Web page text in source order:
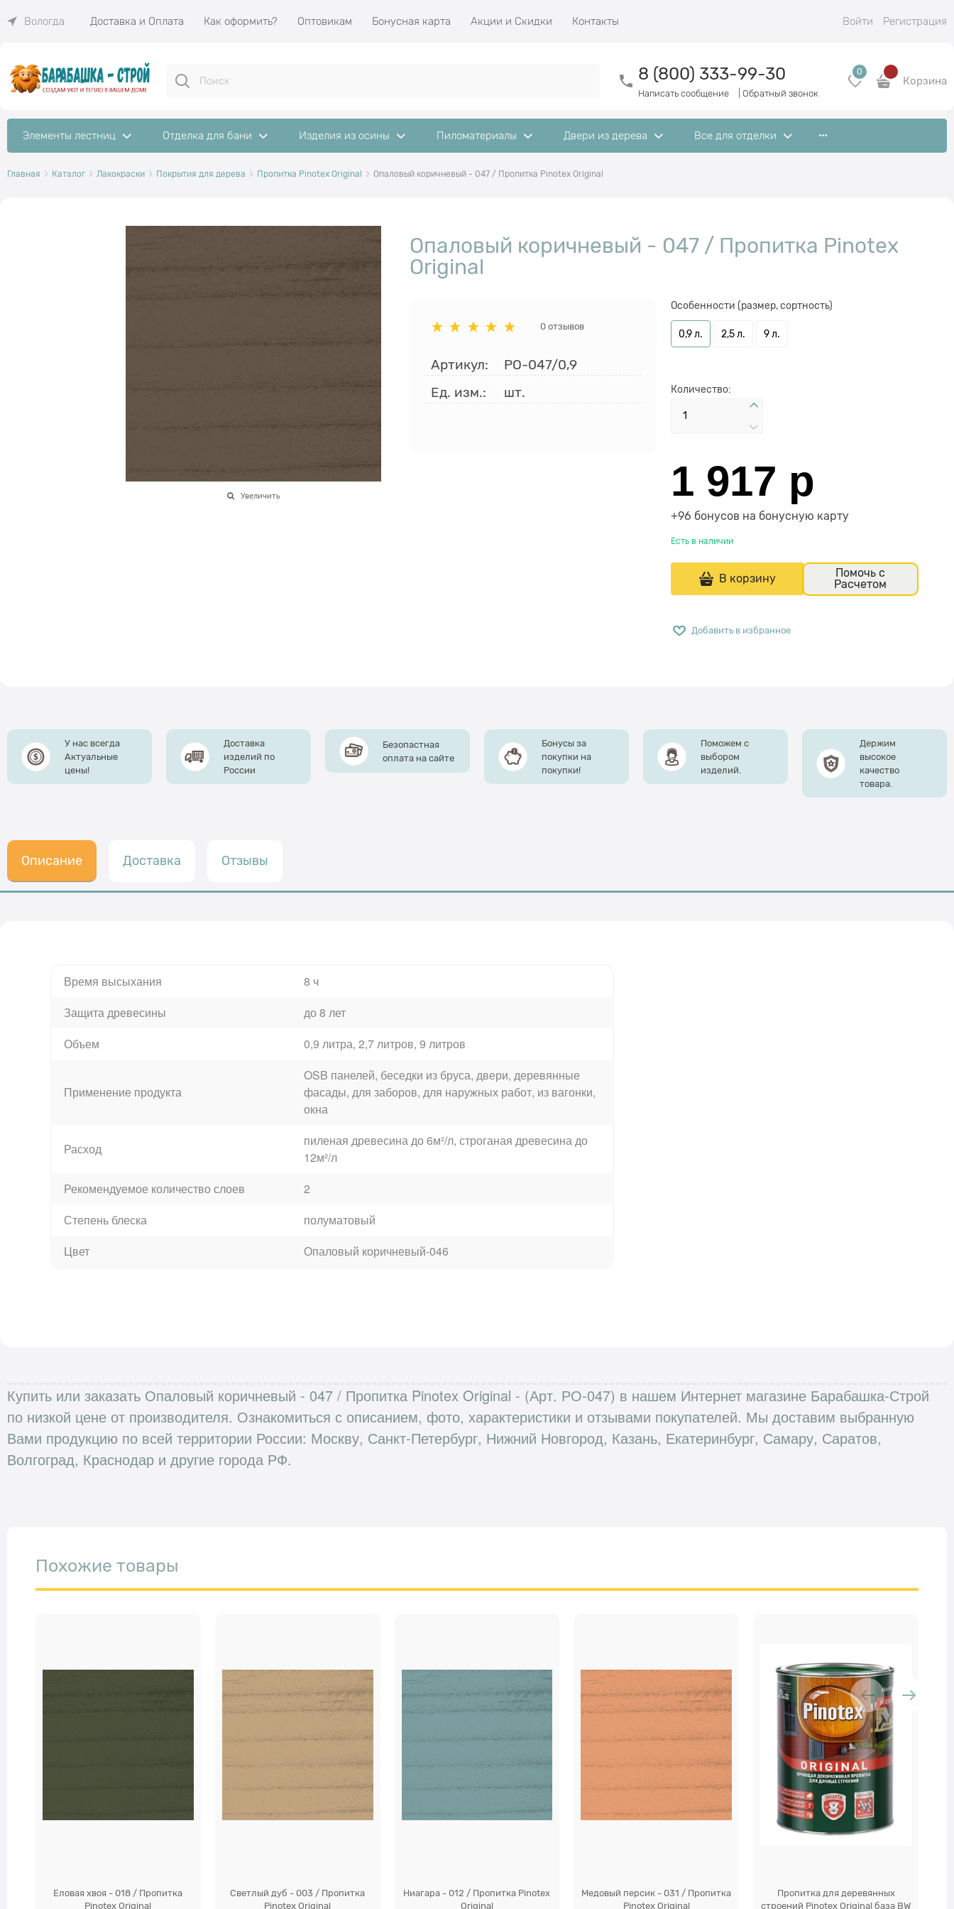
Вологда Доставка и Оплата Как оформить? Оптовикам Бонусная карта Акции и Скидки Контакты Войти Регистрация
8 (800) 333-99-30
Написать сообщение Обратный звонок
0
Корзина
Элементы лестниц Отделка для бани Изделия из осины Пиломатериалы Двери из дерева Все для отделки
Главная Каталог Лакокраски Покрытия для дерева Пропитка Pinotex Original Опаловый коричневый - 047 / Пропитка Pinotex Original
Увеличить
Опаловый коричневый - 047 / Пропитка Pinotex
Original
0 отзывов
Артикул:
РО-047/0,9
Ед. изм.:
шт.
Особенности (размер, сортность)
0,9 л. 2,5 л. 9 л.
Количество:
1 917 р
+96 бонусов на бонусную карту
Есть в наличии
В корзину
Помочь с
Расчетом
Добавить в избранное
У нас всегда
Актуальные
цены!
Доставка
изделий по
России
Безопастная
оплата на сайте
Бонусы за
покупки на
покупки!
Поможем с
выбором
изделий.
Держим
высокое
качество
товара.
Описание Доставка Отзывы
Время высыхания
8 ч
Защита древесины
до 8 лет
Объем
0,9 литра, 2,7 литров, 9 литров
Применение продукта
OSB панелей, беседки из бруса, двери, деревянные
фасады, для заборов, для наружных работ, из вагонки,
окна
Расход
пиленая древесина до 6м²/л, строганая древесина до
12м²/л
Рекомендуемое количество слоев
2
Степень блеска
полуматовый
Цвет
Опаловый коричневый-046
Купить или заказать Опаловый коричневый - 047 / Пропитка Pinotex Original - (Арт. РО-047) в нашем Интернет магазине Барабашка-Строй
по низкой цене от производителя. Ознакомиться с описанием, фото, характеристики и отзывами покупателей. Мы доставим выбранную
Вами продукцию по всей территории России: Москву, Санкт-Петербург, Нижний Новгород, Казань, Екатеринбург, Самару, Саратов,
Волгоград, Краснодар и другие города РФ.
Похожие товары
Еловая хвоя - 018 / Пропитка
Pinotex Original
Светлый дуб - 003 / Пропитка
Pinotex Original
Ниагара - 012 / Пропитка Pinotex
Original
Медовый персик - 031 / Пропитка
Pinotex Original
Пропитка для деревянных
строений Pinotex Original база BW